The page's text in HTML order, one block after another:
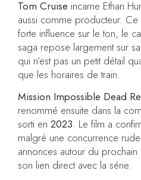
Tom Cruise incarne Ethan
aussi comme producteur.
forte influence sur le ton, le
saga repose largement sur
qui n’est pas un petit détail
que les horaires de train.
Mission Impossible Dead
renommé ensuite dans la
sorti en 2023. Le film a
malgré une concurrence
annonces autour du
son lien direct avec la série.